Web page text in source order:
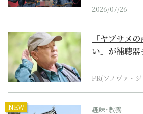
2026/07/26
「ヤブサメ
い」が補聴
PR(ソノヴァ・
NEW 趣味･教養